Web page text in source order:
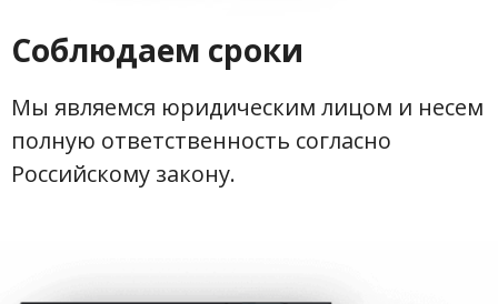
Мы являемся юридическим лицом и несем
полную ответственность согласно
Российскому закону.
Соблюдаем сроки